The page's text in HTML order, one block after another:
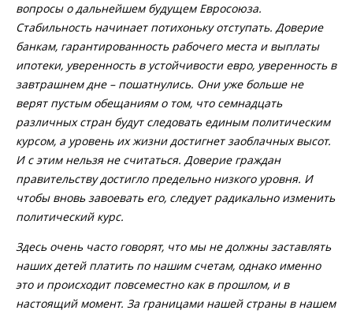
вопросы о дальнейшем будущем Евросоюза.
Стабильность начинает потихоньку отступать. Доверие
банкам, гарантированность рабочего места и выплаты
ипотеки, уверенность в устойчивости евро, уверенность в
завтрашнем дне – пошатнулись. Они уже больше не
верят пустым обещаниям о том, что семнадцать
различных стран будут следовать единым политическим
курсом, а уровень их жизни достигнет заоблачных высот.
И с этим нельзя не считаться. Доверие граждан
правительству достигло предельно низкого уровня. И
чтобы вновь завоевать его, следует радикально изменить
политический курс.
Здесь очень часто говорят, что мы не должны заставлять
наших детей платить по нашим счетам, однако именно
это и происходит повсеместно как в прошлом, и в
настоящий момент. За границами нашей страны в нашем